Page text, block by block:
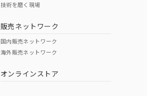
O
技術を磨く現場
販売ネットワーク
国内販売ネットワーク
海外販売ネットワーク
オンラインストア